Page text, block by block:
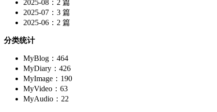
2025-08：2 篇
2025-07：3 篇
2025-06：2 篇
分类统计
MyBlog：464
MyDiary：426
MyImage：190
MyVideo：63
MyAudio：22